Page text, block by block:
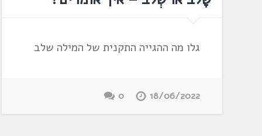
גלו מה ההגייה התקנית של המילה שלב
18/06/2022
0